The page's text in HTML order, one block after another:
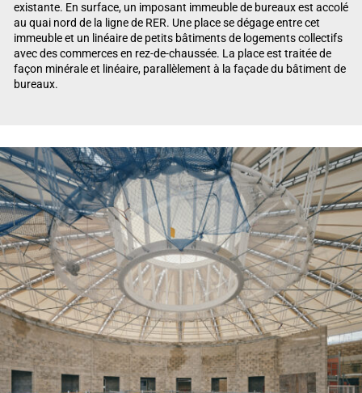
existante. En surface, un imposant immeuble de bureaux est accolé
au quai nord de la ligne de RER. Une place se dégage entre cet
immeuble et un linéaire de petits bâtiments de logements collectifs
avec des commerces en rez-de-chaussée. La place est traitée de
façon minérale et linéaire, parallèlement à la façade du bâtiment de
bureaux.